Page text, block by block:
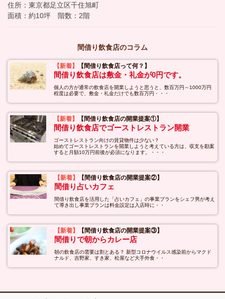
住所：東京都足立区千住旭町
面積：約10坪 階数：2階
間借り飲食店のコラム
【新着】 【間借り飲食店って何？】
間借り飲食店は敷金・礼金が0円です。
個人の方が通常の飲食店を開業しようと思うと、数百万円～1000万円
程度は必要で、敷金・礼金だけでも数百万円・・・
【新着】 【間借り飲食店の開業提案①】
間借り飲食店でゴーストレストラン開業
ゴーストレストラン向けの賃貸物件は少ない？
始めてゴーストレストランを開業しようと考えている方は、収支を勘案
すると月額10万円前後が必須になります。・・・
【新着】 【間借り飲食店の開業提案②】
間借り占いカフェ
間借り飲食店を活用した「占いカフェ」の事業プランをシェフ男が考え
て導き出し事業プランは料金設定は入店時に・・
【新着】 【間借り飲食店の開業提案③】
間借りで朝からカレー店
朝の飲食店の需要は割とある？ 新型コロナウイルス感染前からマクド
ナルド、吉野家、すき家、松屋など大手外食・・